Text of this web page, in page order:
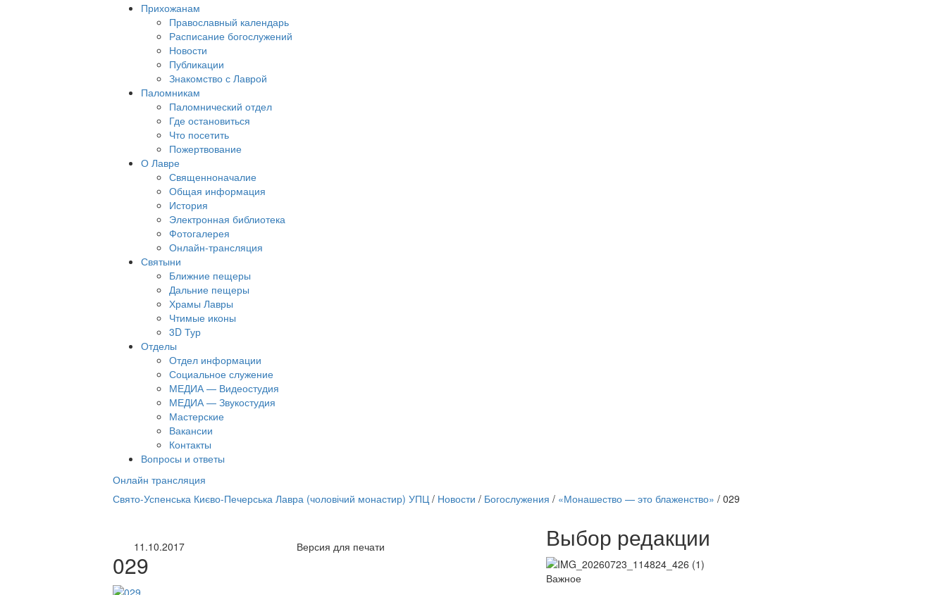
Прихожанам
Православный календарь
Расписание богослужений
Новости
Публикации
Знакомство с Лаврой
Паломникам
Паломнический отдел
Где остановиться
Что посетить
Пожертвование
О Лавре
Священноначалие
Общая информация
История
Электронная библиотека
Фотогалерея
Онлайн-трансляция
Святыни
Ближние пещеры
Дальние пещеры
Храмы Лавры
Чтимые иконы
3D Тур
Отделы
Отдел информации
Социальное служение
МЕДИА — Видеостудия
МЕДИА — Звукостудия
Мастерские
Вакансии
Контакты
Вопросы и ответы
Онлайн трансляция
12 сентября
12 сентября 2015Название трансляции
12 сентября 2015
Свято-Успенська Києво-Печерська Лавра (чоловічий монастир) УПЦ/ Новости / Богослужения / «Монашество — это блаженство» / 029
11.10.2017 Версия для печати
029
Выбор редакции
Важное